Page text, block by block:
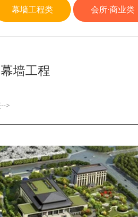
幕墙工程类 会所·商业类
墙工程
>